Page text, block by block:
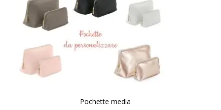
Pochette media